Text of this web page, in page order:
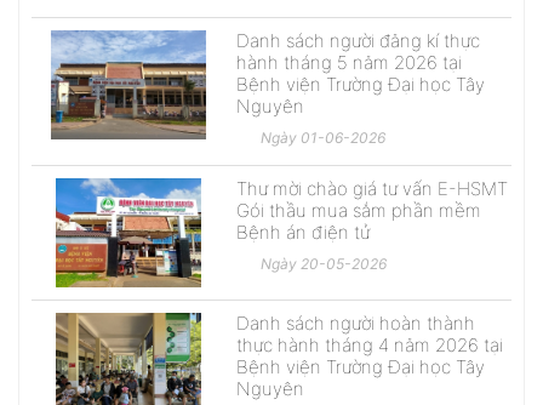
Danh sách người đăng kí thực
hành tháng 5 năm 2026 tại
Bệnh viện Trường Đại học Tây
Nguyên
Ngày 01-06-2026
Thư mời chào giá tư vấn E-HSMT
Gói thầu mua sắm phần mềm
Bệnh án điện tử
Ngày 20-05-2026
Danh sách người hoàn thành
thực hành tháng 4 năm 2026 tại
Bệnh viện Trường Đại học Tây
Nguyên